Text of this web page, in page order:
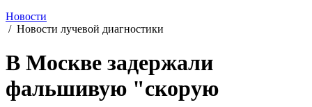
Новости
/ Новости лучевой диагностики
В Москве задержали
фальшивую "скорую